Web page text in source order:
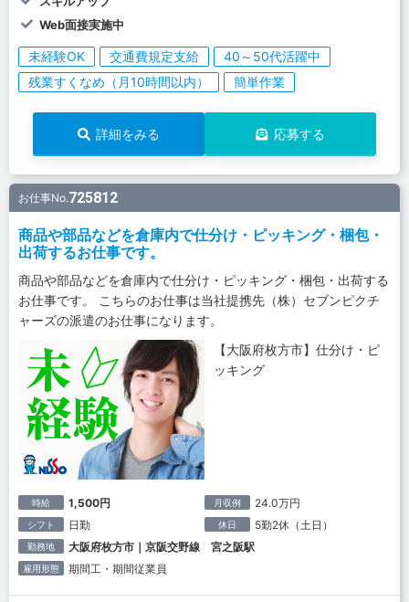
Web面接実施中
未経験OK 交通費規定支給
40～50代活躍中
残業すくなめ（月10時間以内）
簡単作業
詳細をみる 応募する
お仕事No.725812
商品や部品などを倉庫内で仕分け・ピッキング・梱包・
出荷するお仕事です。
商品や部品などを倉庫内で仕分け・ピッキング・梱包・出荷する
お仕事です。 こちらのお仕事は当社提携先（株）セブンピクチ
ャーズの派遣のお仕事になります。
【大阪府枚方市】仕分け・ピ
ッキング
時給 1,500円 月収例 24.0万円
シフト 日勤 休日 5勤2休（土日）
勤務地 大阪府枚方市｜京阪交野線 宮之阪駅
雇用形態 期間工・期間従業員